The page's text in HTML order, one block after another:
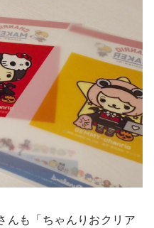
んも「ちゃんりおクリア